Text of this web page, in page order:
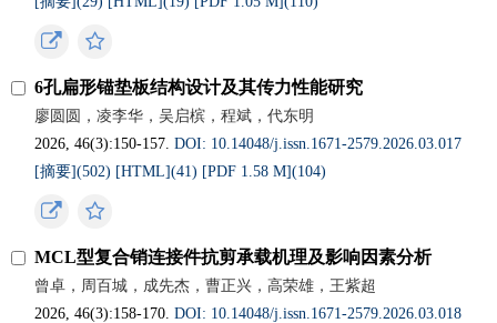
6孔扁形锚垫板结构设计及其传力性能研究
廖圆圆，凌李华，吴启槟，程斌，代东明
2026, 46(3):150-157.DOI: 10.14048/j.issn.1671-2579.2026.03.017
[摘要](502) [HTML](41) [PDF 1.58 M](104)
MCL型复合销连接件抗剪承载机理及影响因素分析
曾卓，周百城，成先杰，曹正兴，高荣雄，王紫超
2026, 46(3):158-170.DOI: 10.14048/j.issn.1671-2579.2026.03.018